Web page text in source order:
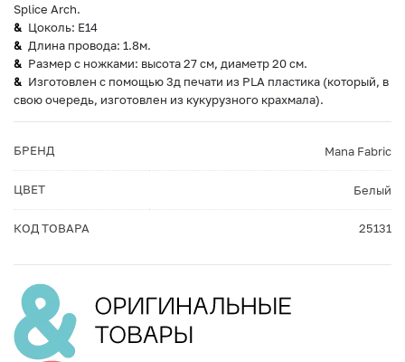
Splice Arch.
Цоколь: Е14
Длина провода: 1.8м.
Размер с ножками: высота 27 см, диаметр 20 см.
Изготовлен с помощью 3д печати из PLA пластика (который, в
свою очередь, изготовлен из кукурузного крахмала).
БРЕНД Mana Fabric
ЦВЕТ Белый
КОД ТОВАРА 25131